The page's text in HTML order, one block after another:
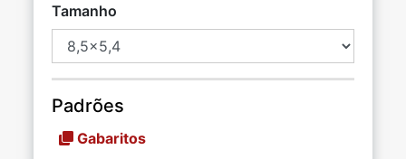
Tamanho
Padrões
Gabaritos